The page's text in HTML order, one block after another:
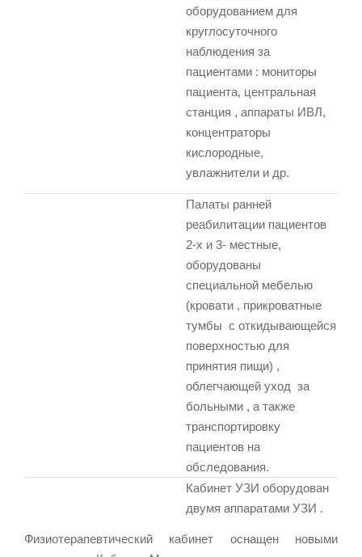
оборудованием для
круглосуточного
наблюдения за
пациентами : мониторы
пациента, центральная
станция , аппараты ИВЛ,
концентраторы
кислородные,
увлажнители и др.
Палаты ранней
реабилитации пациентов
2-х и 3- местные,
оборудованы
специальной мебелью
(кровати , прикроватные
тумбы с откидывающейся
поверхностью для
принятия пищи) ,
облегчающей уход за
больными , а также
транспортировку
пациентов на
обследования.
Кабинет УЗИ оборудован
двумя аппаратами УЗИ .
Физиотерапевтический кабинет оснащен новыми